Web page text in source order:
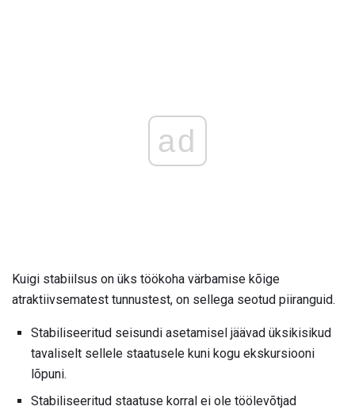
ad
Kuigi stabiilsus on üks töökoha värbamise kõige
atraktiivsematest tunnustest, on sellega seotud piiranguid.
Stabiliseeritud seisundi asetamisel jäävad üksikisikud
tavaliselt sellele staatusele kuni kogu ekskursiooni
lõpuni.
Stabiliseeritud staatuse korral ei ole töölevõtjad